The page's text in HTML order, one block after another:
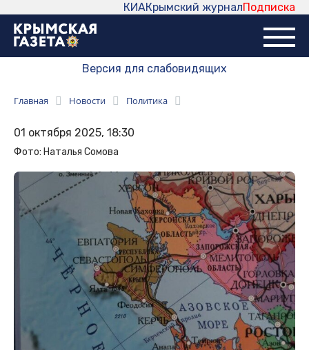
Подписка
Крымский журнал
КИА
Версия для слабовидящих
Главная Новости Политика
01 октября 2025, 18:30
Фото: Наталья Сомова